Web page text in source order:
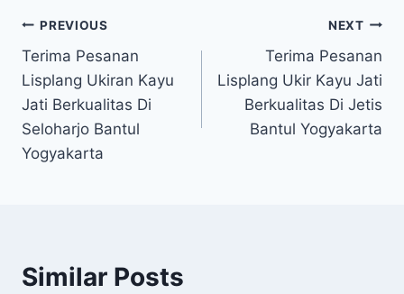
PREVIOUS
Terima Pesanan
Lisplang Ukiran Kayu
Jati Berkualitas Di
Seloharjo Bantul
Yogyakarta
NEXT
Terima Pesanan
Lisplang Ukir Kayu Jati
Berkualitas Di Jetis
Bantul Yogyakarta
Similar Posts